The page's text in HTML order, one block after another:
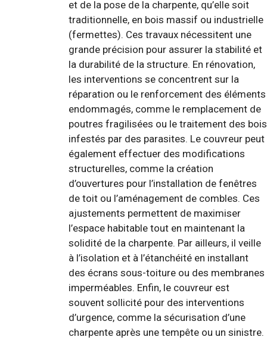
et de la pose de la charpente, qu’elle soit
traditionnelle, en bois massif ou industrielle
(fermettes). Ces travaux nécessitent une
grande précision pour assurer la stabilité et
la durabilité de la structure. En rénovation,
les interventions se concentrent sur la
réparation ou le renforcement des éléments
endommagés, comme le remplacement de
poutres fragilisées ou le traitement des bois
infestés par des parasites. Le couvreur peut
également effectuer des modifications
structurelles, comme la création
d’ouvertures pour l’installation de fenêtres
de toit ou l’aménagement de combles. Ces
ajustements permettent de maximiser
l’espace habitable tout en maintenant la
solidité de la charpente. Par ailleurs, il veille
à l’isolation et à l’étanchéité en installant
des écrans sous-toiture ou des membranes
imperméables. Enfin, le couvreur est
souvent sollicité pour des interventions
d’urgence, comme la sécurisation d’une
charpente après une tempête ou un sinistre.